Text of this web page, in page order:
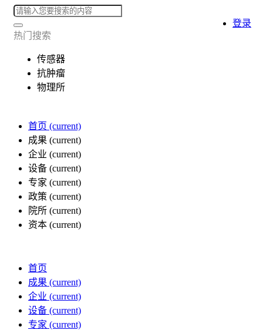
热门搜索
传感器
抗肿瘤
物理所
首页 (current)
成果 (current)
企业 (current)
设备 (current)
专家 (current)
政策 (current)
院所 (current)
资本 (current)
登录
首页
成果 (current)
企业 (current)
设备 (current)
专家 (current)